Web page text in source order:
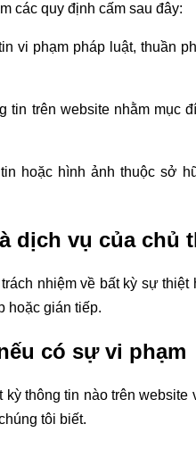
các quy định cấm sau đây:
vi phạm pháp luật, thuần
tin trên website nhằm mục
hoặc hình ảnh thuộc sở
dịch vụ của chủ
nhiệm về bất kỳ sự
hoặc gián tiếp.
có sự vi phạm
kỳ thông tin nào trên
tôi biết.